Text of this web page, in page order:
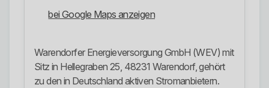
bei Google Maps anzeigen
Warendorfer Energieversorgung GmbH (WEV) mit
Sitz in Hellegraben 25, 48231 Warendorf, gehört
zu den in Deutschland aktiven Stromanbietern.